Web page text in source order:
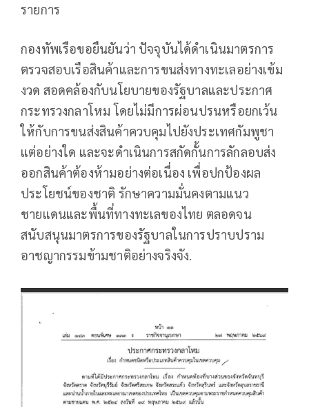
รายการ
กองทัพเรือขอยืนยันว่า ปัจจุบันได้ดำเนินมาตรการ
ตรวจสอบเรือสินค้าและการขนส่งทางทะเลอย่างเข้ม
งวด สอดคล้องกับนโยบายของรัฐบาลและประกาศ
กระทรวงกลาโหม โดยไม่มีการผ่อนปรนหรือยกเว้น
ให้กับการขนส่งสินค้าควบคุมไปยังประเทศกัมพูชา
แต่อย่างใด และจะดำเนินการสกัดกั้นการลักลอบส่ง
ออกสินค้าต้องห้ามอย่างต่อเนื่อง เพื่อปกป้องผล
ประโยชน์ของชาติ รักษาความมั่นคงตามแนว
ชายแดนและพื้นที่ทางทะเลของไทย ตลอดจน
สนับสนุนมาตรการของรัฐบาลในการปราบปราม
อาชญากรรมข้ามชาติอย่างจริงจัง.